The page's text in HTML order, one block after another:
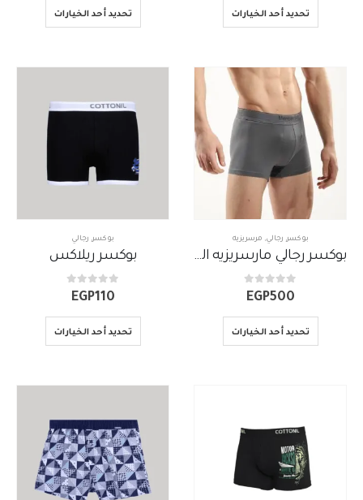
تحديد أحد الخيارات تحديد أحد الخيارات
بوكسر, رجالي, مرسريزيه
بوكسر رجالي مارسريزيه الوان
0
out of 5
EGP500
تحديد أحد الخيارات
بوكسر, رجالي
بوكسر ريلاكس
0
out of 5
EGP110
تحديد أحد الخيارات